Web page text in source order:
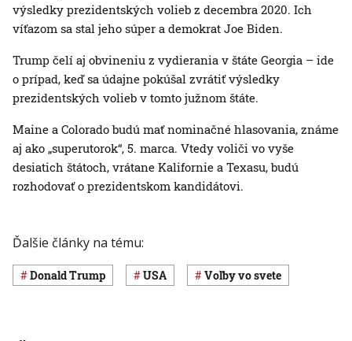
výsledky prezidentských volieb z decembra 2020. Ich
víťazom sa stal jeho súper a demokrat Joe Biden.
Trump čelí aj obvineniu z vydierania v štáte Georgia – ide
o prípad, keď sa údajne pokúšal zvrátiť výsledky
prezidentských volieb v tomto južnom štáte.
Maine a Colorado budú mať nominačné hlasovania, známe
aj ako „superutorok“, 5. marca. Vtedy voliči vo vyše
desiatich štátoch, vrátane Kalifornie a Texasu, budú
rozhodovať o prezidentskom kandidátovi.
Ďalšie články na tému:
Donald Trump USA voľby vo svete